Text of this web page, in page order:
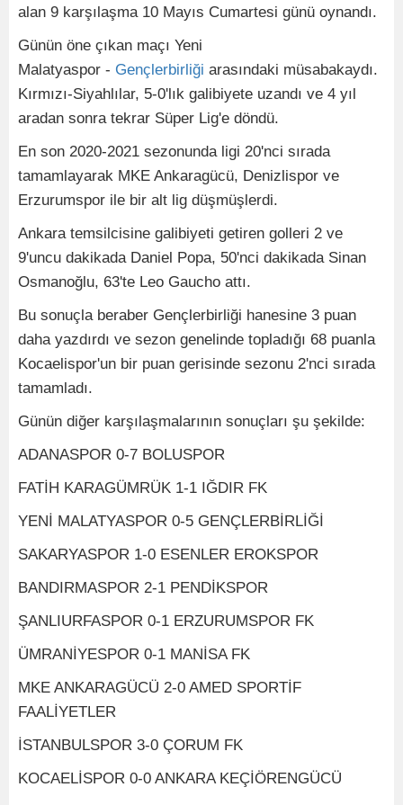
alan 9 karşılaşma 10 Mayıs Cumartesi günü oynandı.
Günün öne çıkan maçı Yeni
Malatyaspor - Gençlerbirliği arasındaki müsabakaydı.
Kırmızı-Siyahlılar, 5-0'lık galibiyete uzandı ve 4 yıl
aradan sonra tekrar Süper Lig'e döndü.
En son 2020-2021 sezonunda ligi 20'nci sırada
tamamlayarak MKE Ankaragücü, Denizlispor ve
Erzurumspor ile bir alt lig düşmüşlerdi.
Ankara temsilcisine galibiyeti getiren golleri 2 ve
9'uncu dakikada Daniel Popa, 50'nci dakikada Sinan
Osmanoğlu, 63'te Leo Gaucho attı.
Bu sonuçla beraber Gençlerbirliği hanesine 3 puan
daha yazdırdı ve sezon genelinde topladığı 68 puanla
Kocaelispor'un bir puan gerisinde sezonu 2'nci sırada
tamamladı.
Günün diğer karşılaşmalarının sonuçları şu şekilde:
ADANASPOR 0-7 BOLUSPOR
FATİH KARAGÜMRÜK 1-1 IĞDIR FK
YENİ MALATYASPOR 0-5 GENÇLERBİRLİĞİ
SAKARYASPOR 1-0 ESENLER EROKSPOR
BANDIRMASPOR 2-1 PENDİKSPOR
ŞANLIURFASPOR 0-1 ERZURUMSPOR FK
ÜMRANİYESPOR 0-1 MANİSA FK
MKE ANKARAGÜCÜ 2-0 AMED SPORTİF
FAALİYETLER
İSTANBULSPOR 3-0 ÇORUM FK
KOCAELİSPOR 0-0 ANKARA KEÇİÖRENGÜCÜ